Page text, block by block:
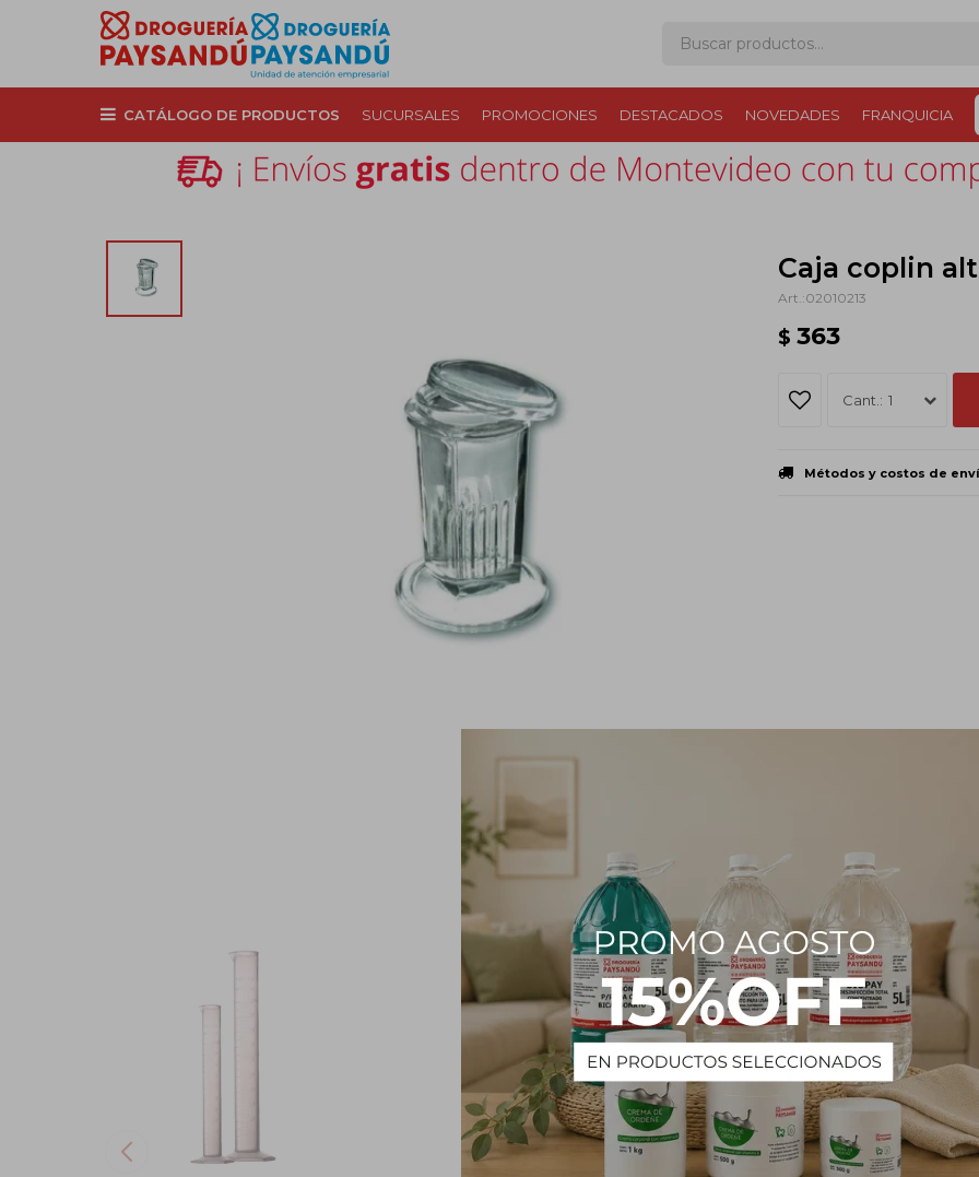
CATÁLOGO DE PRODUCTOS SUCURSALES PROMOCIONES DESTACADOS NOVEDADES FRANQUICIA
Caja coplin
02010213
$ 363
1
Métodos y costos de
PRODUCTOS QUE TE PUEDEN INTERESAR